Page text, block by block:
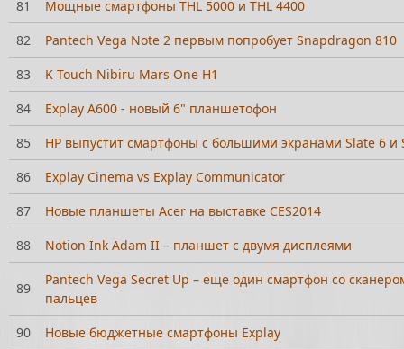
81
Мощные смартфоны THL 5000 и THL 4400
82
Pantech Vega Note 2 первым попробует Snapdragon 810
83
K Touch Nibiru Mars One H1
84
Explay A600 - новый 6" планшетофон
85
HP выпустит смартфоны с большими экранами Slate 6 и
86
Explay Cinema vs Explay Communicator
87
Новые планшеты Acer на выставке CES2014
88
Notion Ink Adam II – планшет с двумя дисплеями
89
Pantech Vega Secret Up – еще один смартфон со
пальцев
90
Новые бюджетные смартфоны Explay